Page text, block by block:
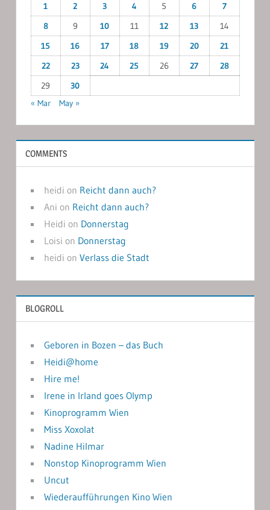
1
2 3 4 5 6
7
8
9 10 11 12 13
14
15
16 17 18 19 20
21
22
23 24 25 26 27
28
29
30
« Mar
May »
COMMENTS
heidi on Reicht dann auch?
Ani on Reicht dann auch?
Heidi on Donnerstag
Loisi on Donnerstag
heidi on Verlass die Stadt
BLOGROLL
Geboren in Bozen – das Buch
Heidi@home
Hire me!
Irene in Irland goes Olymp
Kinoprogramm Wien
Miss Xoxolat
Nadine Hilmar
Nonstop Kinoprogramm Wien
Uncut
Wiederaufführungen Kino Wien